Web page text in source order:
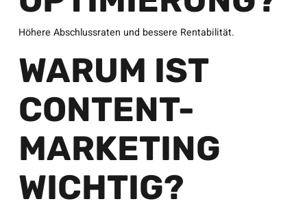
Höhere Abschlussraten und bessere Rentabilität.
WARUM IST
CONTENT-
MARKETING
WICHTIG?